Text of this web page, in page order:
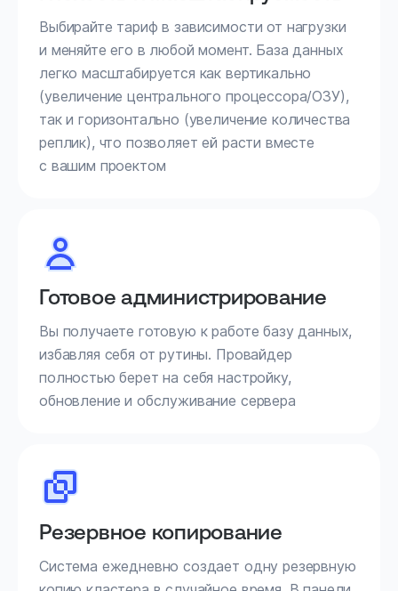
Выбирайте тариф в зависимости от нагрузки
и меняйте его в любой момент. База данных
легко масштабируется как вертикально
(увеличение центрального процессора/ОЗУ),
так и горизонтально (увеличение количества
реплик), что позволяет ей расти вместе
с вашим проектом
Готовое администрирование
Вы получаете готовую к работе базу данных,
избавляя себя от рутины. Провайдер
полностью берет на себя настройку,
обновление и обслуживание сервера
Резервное копирование
Система ежедневно создает одну резервную